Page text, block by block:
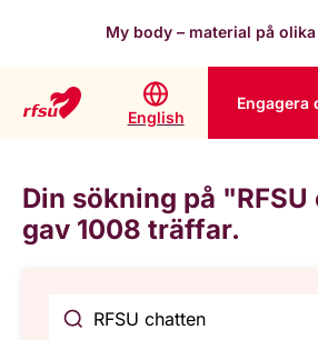
My body – material på
English
Engagera
Din sökning på
gav 1008 träffar.